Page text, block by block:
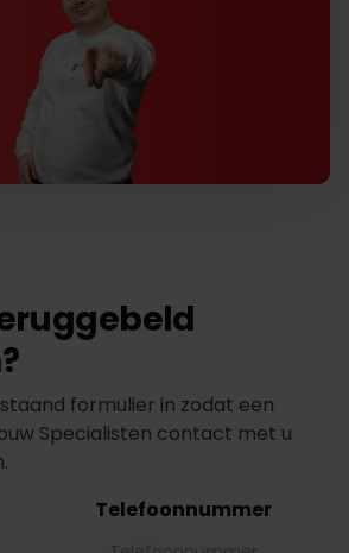
formulier in zodat een
Specialisten contact met u
Telefoonnummer